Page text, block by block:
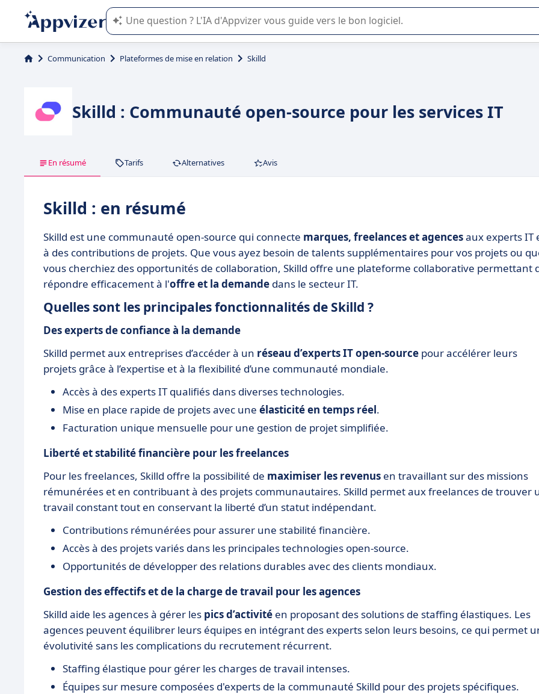
L'IA de Appvizer vous guide dans l'utilisation ou la sélection de logiciel SaaS en entreprise.
Communication Plateformes de mise en relation Skilld
Skilld : Communauté open-source pour les services IT
En résumé Tarifs Alternatives Avis
Skilld : en résumé
Skilld est une communauté open-source qui connecte marques, freelances et agencesaux experts IT
à des contributions de projets. Que vous ayez besoin de talents supplémentaires pour vos projets ou
vous cherchiez des opportunités de collaboration, Skilld offre une plateforme collaborative permettant
répondre efficacement à l'offre et la demande dans le secteur IT.
Quelles sont les principales fonctionnalités de Skilld ?
Des experts de confiance à la demande
Skilld permet aux entreprises d’accéder à un réseau d’experts IT open-source pour accélérer leurs
projets grâce à l’expertise et à la flexibilité d’une communauté mondiale.
Accès à des experts IT qualifiés dans diverses technologies.
Mise en place rapide de projets avec une élasticité en temps réel.
Facturation unique mensuelle pour une gestion de projet simplifiée.
Liberté et stabilité financière pour les freelances
Pour les freelances, Skilld offre la possibilité de maximiser les revenus en travaillant sur des missions
rémunérées et en contribuant à des projets communautaires. Skilld permet aux freelances de trouver
travail constant tout en conservant la liberté d’un statut indépendant.
Contributions rémunérées pour assurer une stabilité financière.
Accès à des projets variés dans les principales technologies open-source.
Opportunités de développer des relations durables avec des clients mondiaux.
Gestion des effectifs et de la charge de travail pour les agences
Skilld aide les agences à gérer les pics d’activité en proposant des solutions de staffing élastiques. Les
agences peuvent équilibrer leurs équipes en intégrant des experts selon leurs besoins, ce qui permet
évolutivité sans les complications du recrutement récurrent.
Staffing élastique pour gérer les charges de travail intenses.
Équipes sur mesure composées d'experts de la communauté Skilld pour des projets spécifiques.